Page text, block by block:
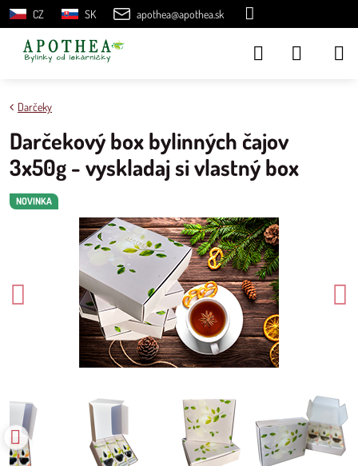
CZ SK apothea@apothea.sk
NOVINKA
Darčeky
Darčekový box bylinných čajov
3x50g - vyskladaj si vlastný box